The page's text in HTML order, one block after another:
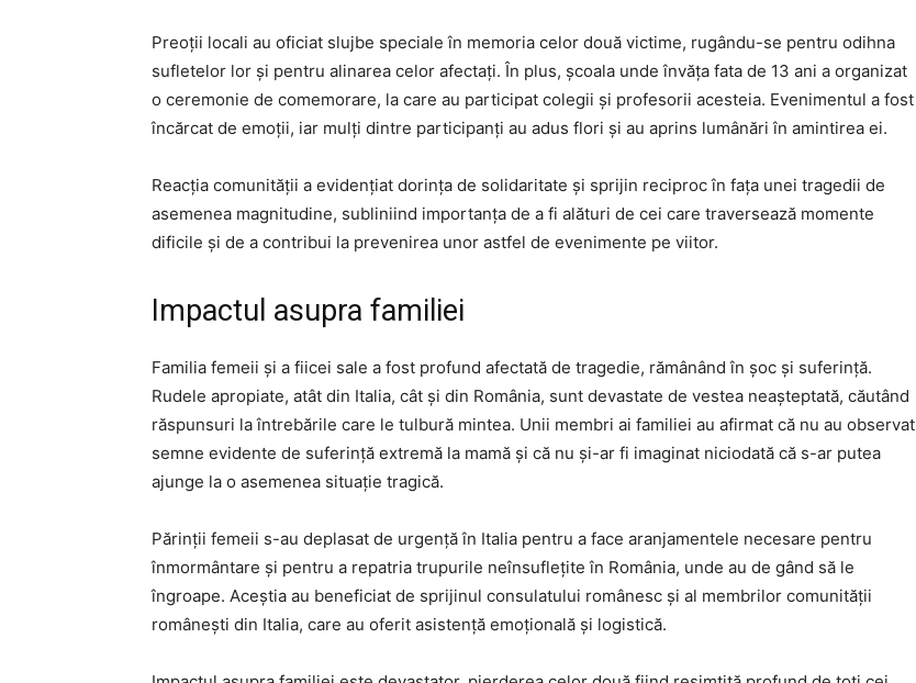
Preoții locali au oficiat slujbe speciale în memoria celor două victime, rugându-se pentru odihna
sufletelor lor și pentru alinarea celor afectați. În plus, școala unde învăța fata de 13 ani a organizat
o ceremonie de comemorare, la care au participat colegii și profesorii acesteia. Evenimentul a fost
încărcat de emoții, iar mulți dintre participanți au adus flori și au aprins lumânări în amintirea ei.
Reacția comunității a evidențiat dorința de solidaritate și sprijin reciproc în fața unei tragedii de
asemenea magnitudine, subliniind importanța de a fi alături de cei care traversează momente
dificile și de a contribui la prevenirea unor astfel de evenimente pe viitor.
Impactul asupra familiei
Familia femeii și a fiicei sale a fost profund afectată de tragedie, rămânând în șoc și suferință.
Rudele apropiate, atât din Italia, cât și din România, sunt devastate de vestea neașteptată, căutând
răspunsuri la întrebările care le tulbură mintea. Unii membri ai familiei au afirmat că nu au observat
semne evidente de suferință extremă la mamă și că nu și-ar fi imaginat niciodată că s-ar putea
ajunge la o asemenea situație tragică.
Părinții femeii s-au deplasat de urgență în Italia pentru a face aranjamentele necesare pentru
înmormântare și pentru a repatria trupurile neînsuflețite în România, unde au de gând să le
îngroape. Aceștia au beneficiat de sprijinul consulatului românesc și al membrilor comunității
românești din Italia, care au oferit asistență emoțională și logistică.